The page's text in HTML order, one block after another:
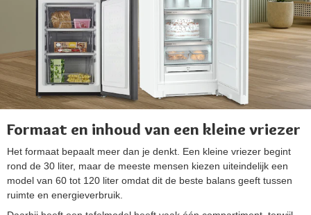
Formaat en inhoud van een kleine vriezer
Het formaat bepaalt meer dan je denkt. Een kleine vriezer begint
rond de 30 liter, maar de meeste mensen kiezen uiteindelijk een
model van 60 tot 120 liter omdat dit de beste balans geeft tussen
ruimte en energieverbruik.